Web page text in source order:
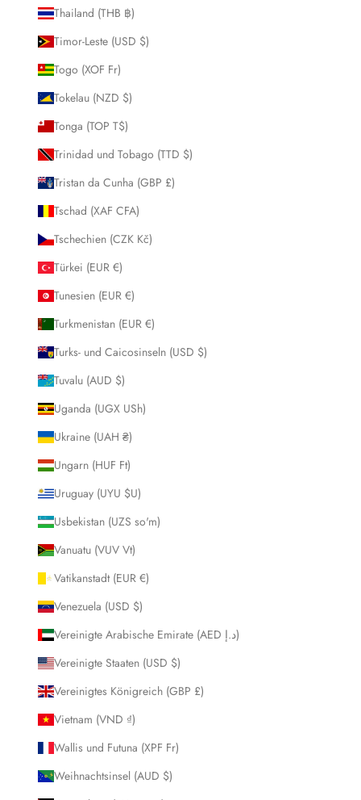
Thailand (THB ฿)
Timor-Leste (USD $)
Togo (XOF Fr)
Tokelau (NZD $)
Tonga (TOP T$)
Trinidad und Tobago (TTD $)
Tristan da Cunha (GBP £)
Tschad (XAF CFA)
Tschechien (CZK Kč)
Türkei (EUR €)
Tunesien (EUR €)
Turkmenistan (EUR €)
Turks- und Caicosinseln (USD $)
Tuvalu (AUD $)
Uganda (UGX USh)
Ukraine (UAH ₴)
Ungarn (HUF Ft)
Uruguay (UYU $U)
Usbekistan (UZS so'm)
Vanuatu (VUV Vt)
Vatikanstadt (EUR €)
Venezuela (USD $)
Vereinigte Arabische Emirate (AED د.إ)
Vereinigte Staaten (USD $)
Vereinigtes Königreich (GBP £)
Vietnam (VND ₫)
Wallis und Futuna (XPF Fr)
Weihnachtsinsel (AUD $)